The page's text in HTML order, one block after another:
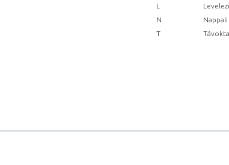
L
N
Nappali
T